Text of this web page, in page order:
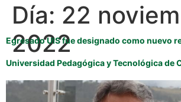
Día: 22
2022
Egresado UIS fue designado como nuevo
Universidad Pedagógica y Tecnológica de